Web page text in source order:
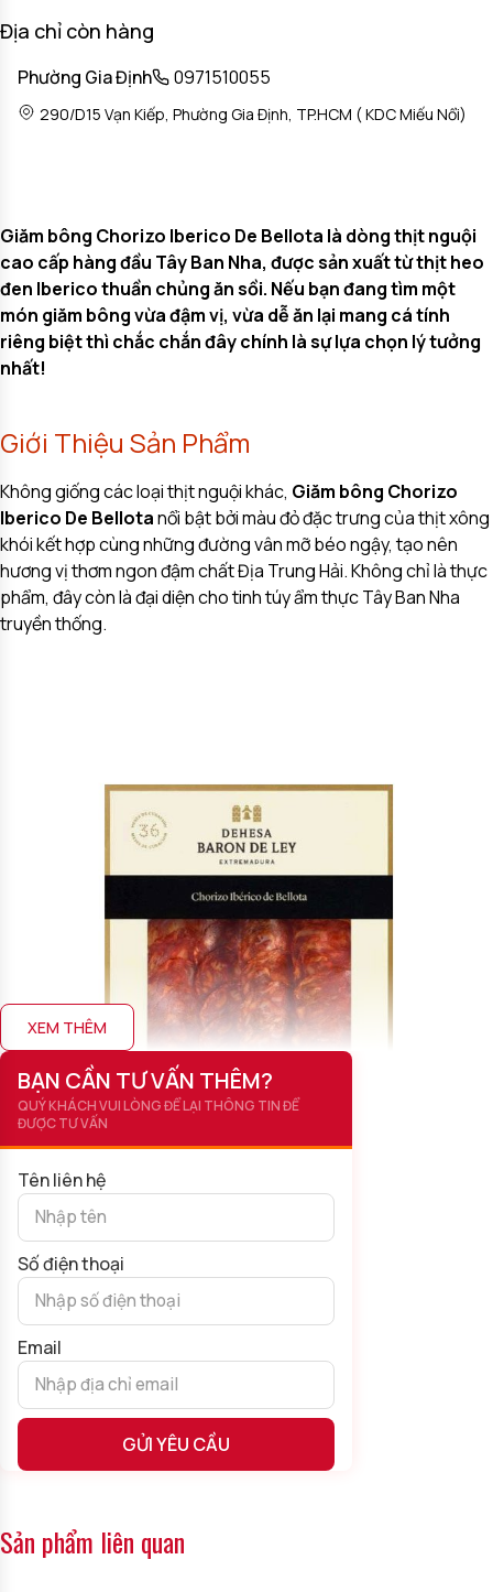
Địa chỉ còn hàng
Phường Gia Định 0971510055
290/D15 Vạn Kiếp, Phường Gia Định, TP.HCM ( KDC Miếu Nổi)
Giăm bông Chorizo Iberico De Bellota là dòng thịt nguội
cao cấp hàng đầu Tây Ban Nha, được sản xuất từ thịt heo
đen Iberico thuần chủng ăn sồi. Nếu bạn đang tìm một
món giăm bông vừa đậm vị, vừa dễ ăn lại mang cá tính
riêng biệt thì chắc chắn đây chính là sự lựa chọn lý tưởng
nhất!
Giới Thiệu Sản Phẩm
Không giống các loại thịt nguội khác, Giăm bông Chorizo
Iberico De Bellotanổi bật bởi màu đỏ đặc trưng của thịt xông
khói kết hợp cùng những đường vân mỡ béo ngậy, tạo nên
hương vị thơm ngon đậm chất Địa Trung Hải. Không chỉ là thực
phẩm, đây còn là đại diện cho tinh túy ẩm thực Tây Ban Nha
truyền thống.
Giăm Bông Chorizo Iberico De Bellota
Không chỉ vậy, loại giăm bông này đặc biệt chỉ sử dụng thịt vai
và mỡ lưng củaheo Iberico thuần chủng 100%
muối cùng nhiều gia vị nhẹ truyền thồng sau đó cắt máy ra
từng lát thịt mỏng nhẹ, mềm ngon rồi ủ khô tự nhiên từ 2 đến 4
tháng, không dùng chất bảo quản.
De Bellota. Ướp cùng paprika xông khói, tỏi, muối biển và tiêu
đen.
XEM THÊM
BẠN CẦN TƯ VẤN THÊM?
QUÝ KHÁCH VUI LÒNG ĐỂ LẠI THÔNG TIN ĐỂ
ĐƯỢC TƯ VẤN
Tên liên hệ
Số điện thoại
Email
Sản phẩm liên quan